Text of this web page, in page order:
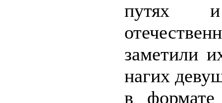
путях и
заметили
нагих
в